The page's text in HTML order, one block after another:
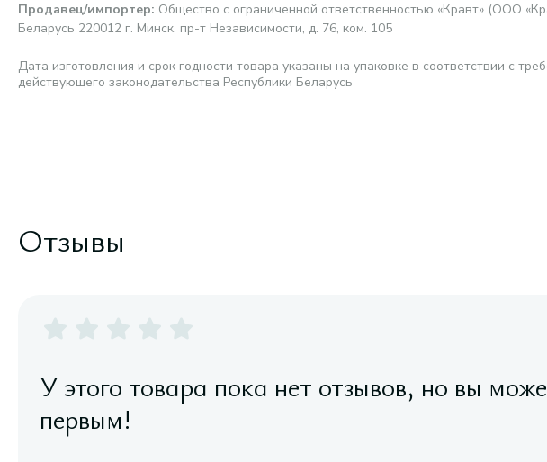
Продавец/импортер: Общество с ограниченной ответственностью «Кравт» (ООО
Беларусь 220012 г. Минск, пр-т Независимости, д. 76, ком. 105
Дата изготовления и срок годности товара указаны на упаковке в соответствии с
действующего законодательства Республики Беларусь
Отзывы
У этого товара пока нет отзывов, но вы
первым!